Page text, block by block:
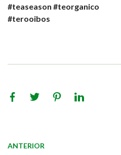
#teaseason #teorganico
#terooibos
ANTERIOR